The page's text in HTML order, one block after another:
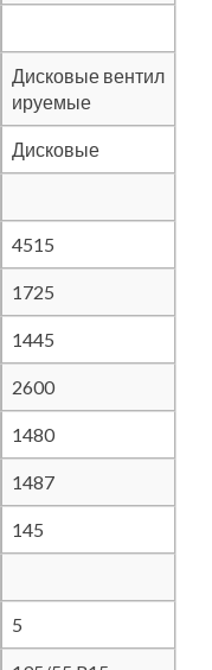
Дисковые вентил
ируемые
Дисковые
4515
1725
1445
2600
1480
1487
145
5